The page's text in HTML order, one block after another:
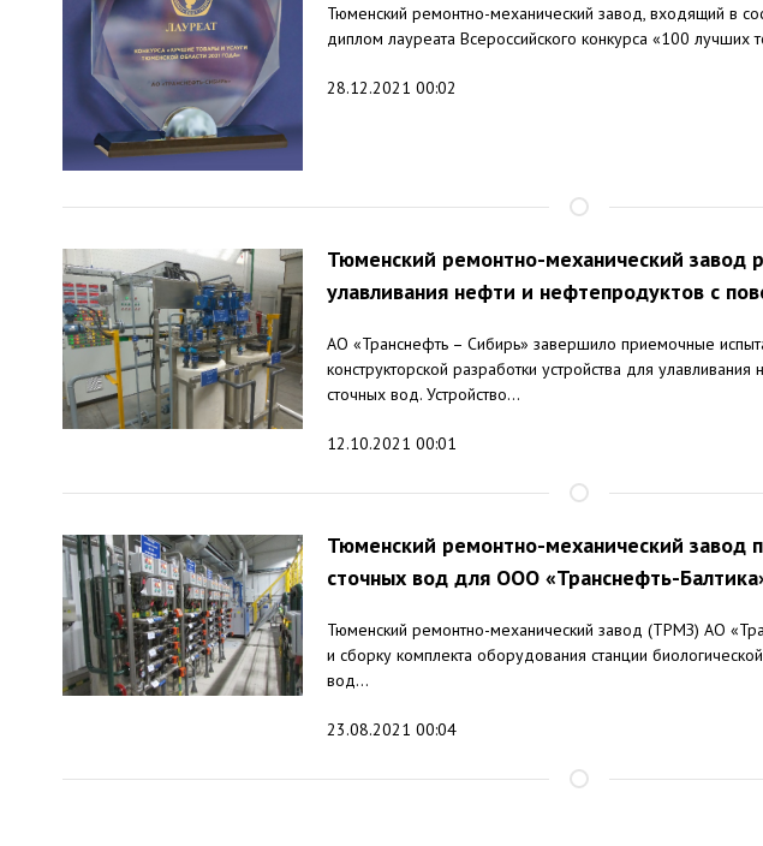
Тюменский ремонтно-механический завод, входящий в
диплом лауреата Всероссийского конкурса «100
28.12.2021 00:02
Тюменский ремонтно-механический завод
улавливания нефти и нефтепродуктов с
АО «Транснефть – Сибирь» завершило приемочные
конструкторской разработки устройства для
сточных вод. Устройство...
12.10.2021 00:01
Тюменский ремонтно-механический завод
сточных вод для ООО «Транснефть-
Тюменский ремонтно-механический завод (ТРМЗ) АО
и сборку комплекта оборудования станции
вод...
23.08.2021 00:04